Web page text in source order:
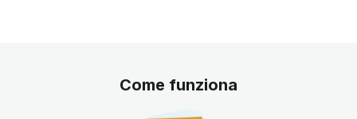
Come funziona